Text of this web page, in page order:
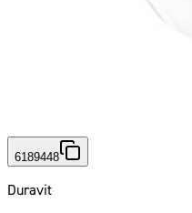
6189448
Duravit